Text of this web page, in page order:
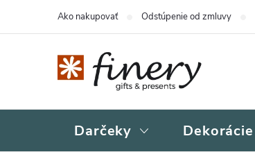
Ako nakupovať Odstúpenie od zmluvy
Darčeky Dekorácie